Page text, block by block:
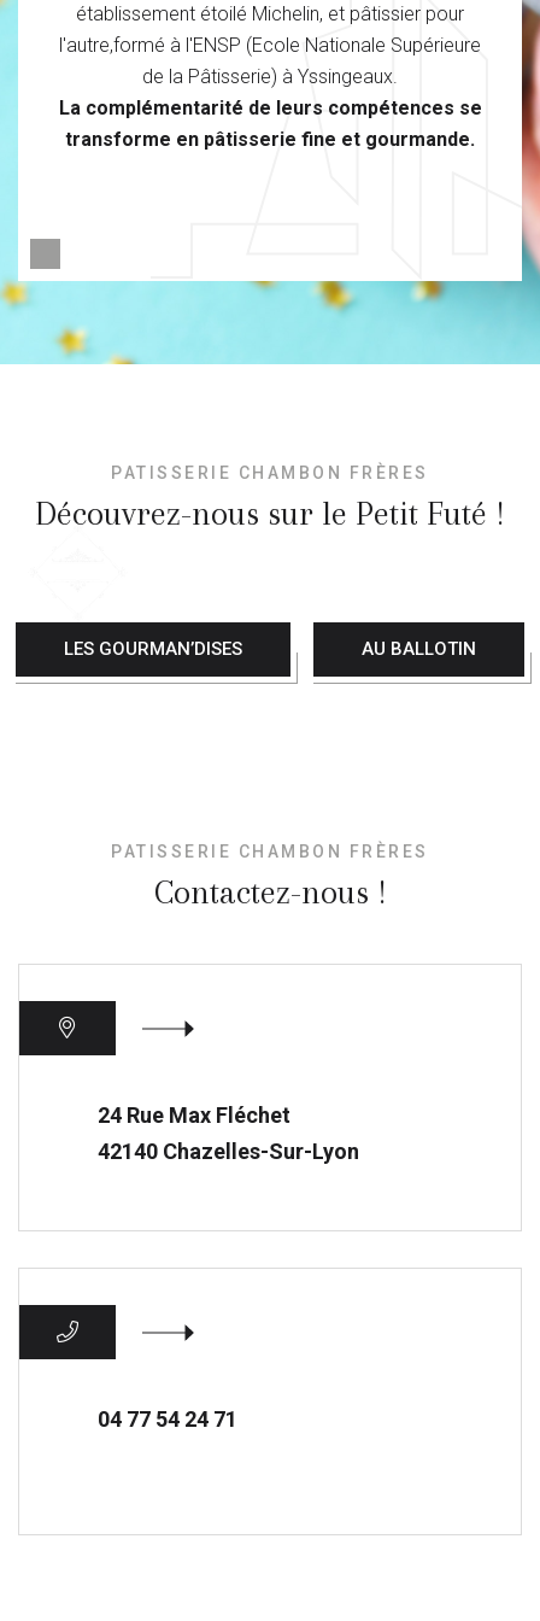
établissement étoilé Michelin, et pâtissier pour
l'autre,formé à l'ENSP (Ecole Nationale Supérieure
de la Pâtisserie) à Yssingeaux.
La complémentarité de leurs compétences se
transforme en pâtisserie fine et gourmande.
PATISSERIE CHAMBON FRÈRES
Découvrez-nous sur le Petit Futé !
LES GOURMAN’DISES AU BALLOTIN
PATISSERIE CHAMBON FRÈRES
Contactez-nous !
24 Rue Max Fléchet
42140 Chazelles-Sur-Lyon
04 77 54 24 71